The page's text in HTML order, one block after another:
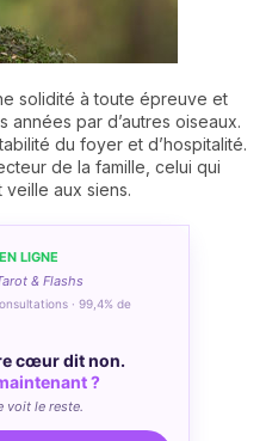
solidité à toute épreuve et
années par d’autres oiseaux.
du foyer et d’hospitalité.
de la famille, celui qui
aux siens.
LIGNE
& Flashs
· 99,4% de
cœur dit non.
?
voit le reste.